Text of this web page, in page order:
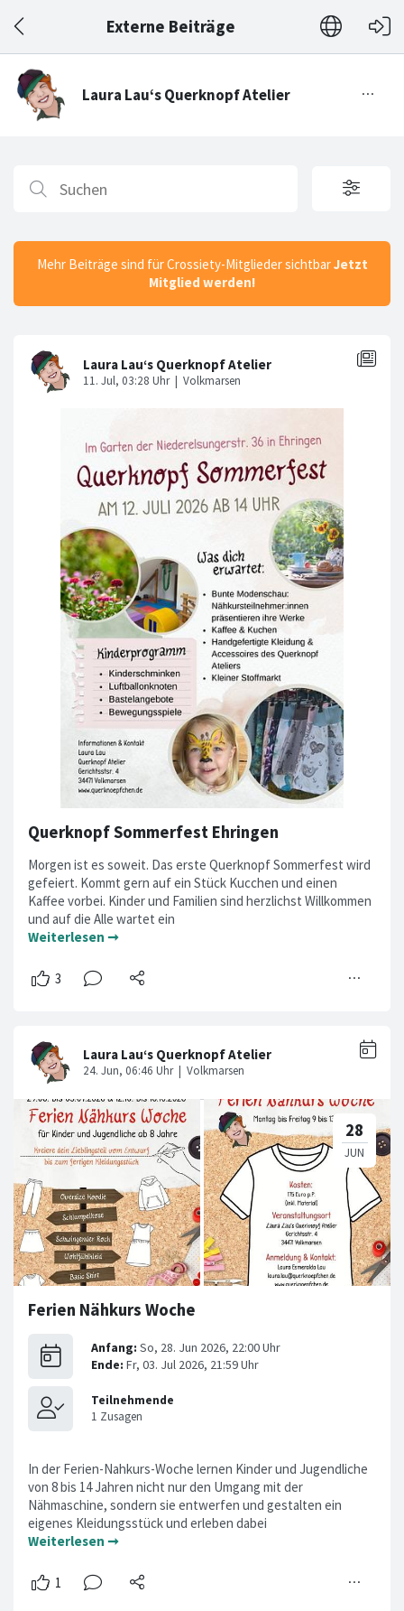
Externe Beiträge
Mehr Beiträge sind für Crossiety-Mitglieder sichtbarJetzt
Mitglied werden!
Querknopf Sommerfest Ehringen
Morgen ist es soweit. Das erste Querknopf Sommerfest wird
gefeiert. Kommt gern auf ein Stück Kucchen und einen
Kaffee vorbei. Kinder und Familien sind herzlichst Willkommen
und auf die Alle wartet ein
Weiterlesen ➞
Ferien Nähkurs Woche
In der Ferien-Nahkurs-Woche lernen Kinder und Jugendliche
von 8 bis 14 Jahren nicht nur den Umgang mit der
Nähmaschine, sondern sie entwerfen und gestalten ein
eigenes Kleidungsstück und erleben dabei
Weiterlesen ➞